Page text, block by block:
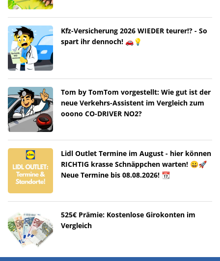
Kfz-Versicherung 2026 WIEDER teurer!? - So
spart ihr dennoch! 🚗💡
Tom by TomTom vorgestellt: Wie gut ist der
neue Verkehrs-Assistent im Vergleich zum
ooono CO-DRIVER NO2?
Lidl Outlet Termine im August - hier können
RICHTIG krasse Schnäppchen warten! 😀🚀
Neue Termine bis 08.08.2026! 📆
525€ Prämie: Kostenlose Girokonten im
Vergleich